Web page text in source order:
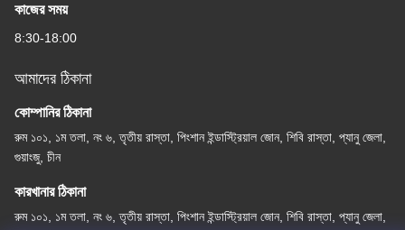
কাজের সময়
8:30-18:00
আমাদের ঠিকানা
কোম্পানির ঠিকানা
রুম ১০১, ১ম তলা, নং ৬, তৃতীয় রাস্তা, পিংশান ইন্ডাস্ট্রিয়াল জোন, শিবি রাস্তা, প্যানু জেলা,
গুয়াংজু, চীন
কারখানার ঠিকানা
রুম ১০১, ১ম তলা, নং ৬, তৃতীয় রাস্তা, পিংশান ইন্ডাস্ট্রিয়াল জোন, শিবি রাস্তা, প্যানু জেলা,